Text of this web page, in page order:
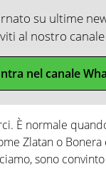
su ultime
al nostro canale
nel canale
È normale
Zlatan o
sono